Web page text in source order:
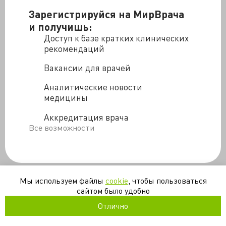
Зарегистрируйся на МирВрача
и получишь:
Доступ к базе кратких клинических
рекомендаций
Вакансии для врачей
Аналитические новости
медицины
Аккредитация врача
Все возможности
Мы используем файлы cookie , чтобы пользоваться
сайтом было удобно
Отлично